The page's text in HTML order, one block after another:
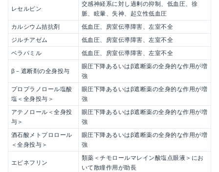
レセルピン
交感神経系に対し過剰の抑制、低血圧、徐
脈、眩暈、失神、起立性低血圧
カルシウム拮抗剤
低血圧、房室伝導障害、左室不全
ジルチアゼム
低血圧、房室伝導障害、左室不全
ベラパミル
低血圧、房室伝導障害、左室不全
β－遮断剤の全身投与
眼圧下降あるいはβ遮断薬の全身的な作用が増
強
プロプラノロール塩酸
塩＜全身投与＞
眼圧下降あるいはβ遮断薬の全身的な作用が増
強
アテノロール＜全身投
与＞
眼圧下降あるいはβ遮断薬の全身的な作用が増
強
酒石酸メトプロロール
＜全身投与＞
眼圧下降あるいはβ遮断薬の全身的な作用が増
強
エピネフリン
類薬＜チモロールマレイン酸塩点眼液＞にお
いて散瞳作用が助長